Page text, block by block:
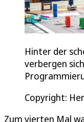
Hinter der
verbergen
Copyright:
Zum vierten Mal